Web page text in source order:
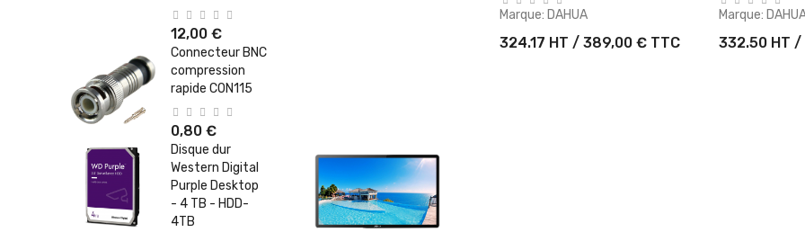
12,00 €
Connecteur BNC
compression
rapide CON115
0,80 €
Disque dur
Western Digital
Purple Desktop
- 4 TB - HDD-
4TB
Marque: DAHUA
324.17 HT / 389,00 € TTC
Marque:
332.50 HT